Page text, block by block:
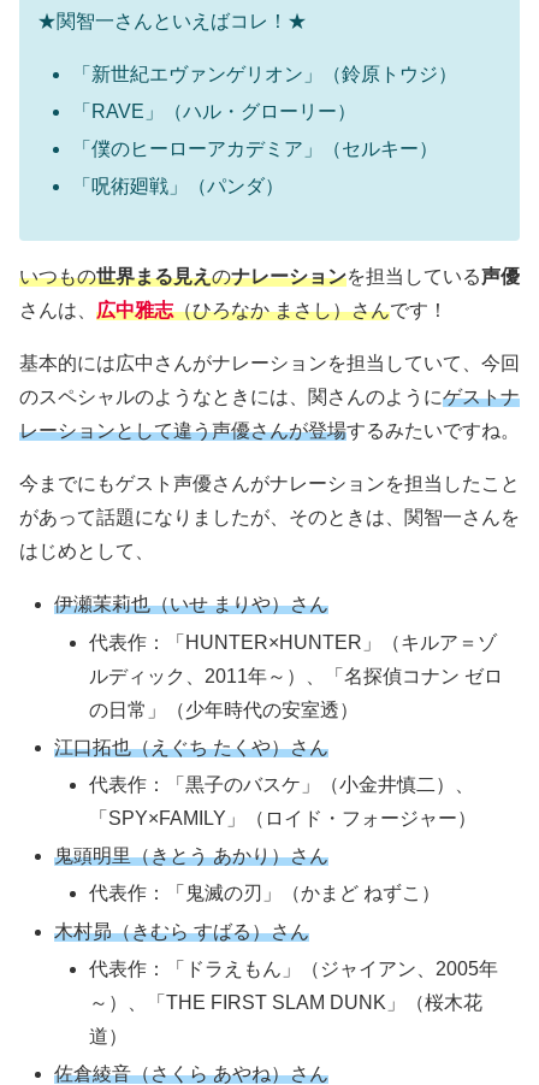
★関智一さんといえばコレ！★
「新世紀エヴァンゲリオン」（鈴原トウジ）
「RAVE」（ハル・グローリー）
「僕のヒーローアカデミア」（セルキー）
「呪術廻戦」（パンダ）
いつもの世界まる見えのナレーションを担当している声優
さんは、 広中雅志（ひろなか まさし）さんです！
基本的には広中さんがナレーションを担当していて、今回
のスペシャルのようなときには、関さんのようにゲストナ
レーションとして違う声優さんが登場するみたいですね。
今までにもゲスト声優さんがナレーションを担当したこと
があって話題になりましたが、そのときは、関智一さんを
はじめとして、
伊瀬茉莉也（いせ まりや）さん
代表作：「HUNTER×HUNTER」（キルア＝ゾ
ルディック、2011年～）、「名探偵コナン ゼロ
の日常」（少年時代の安室透）
江口拓也（えぐち たくや）さん
代表作：「黒子のバスケ」（小金井慎二）、
「SPY×FAMILY」（ロイド・フォージャー）
鬼頭明里（きとう あかり）さん
代表作：「鬼滅の刃」（かまど ねずこ）
木村昴（きむら すばる）さん
代表作：「ドラえもん」（ジャイアン、2005年
～）、「THE FIRST SLAM DUNK」（桜木花
道）
佐倉綾音（さくら あやね）さん